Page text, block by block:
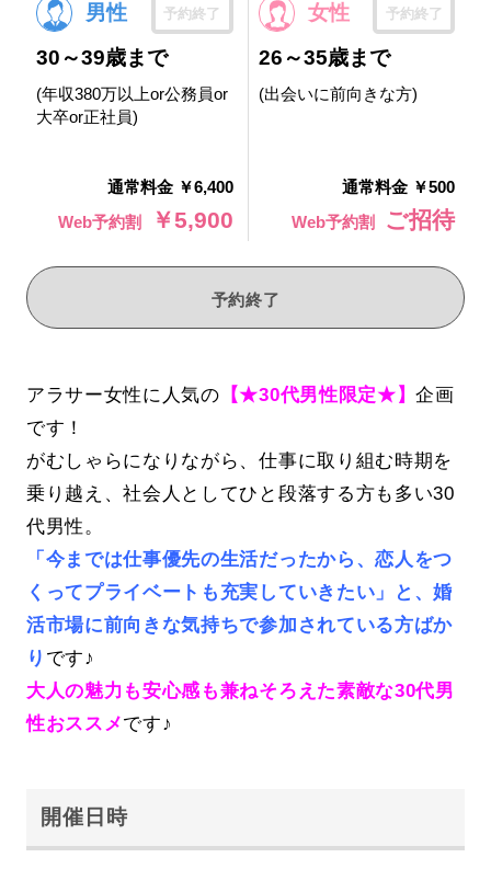
男性 予約終了
30～39歳まで
(年収380万以上or公務員or
大卒or正社員)
通常料金 ￥6,400
Web予約割
￥5,900
女性 予約終了
26～35歳まで
(出会いに前向きな方)
通常料金 ￥500
Web予約割
ご招待
予約終了
アラサー女性に人気の 【★30代男性限定★】企画
です！
がむしゃらになりながら、仕事に取り組む時期を
乗り越え、社会人としてひと段落する方も多い30
代男性。
「今までは仕事優先の生活だったから、恋人をつ
くってプライベートも充実していきたい」と、婚
活市場に前向きな気持ちで参加されている方ばか
り です♪
大人の魅力も安心感も兼ねそろえた素敵な30代男
性おススメです♪
開催日時